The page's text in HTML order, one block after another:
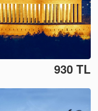
930 TL